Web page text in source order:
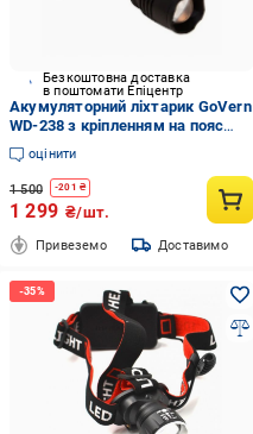
Безкоштовна доставка
в поштомати Епіцентр
Акумуляторний ліхтарик GoVern
WD-238 з кріпленням на пояс
Чорний (GV-1040)
оцінити
1 500 -201 ₴
1 299 ₴/шт.
Привеземо Доставимо